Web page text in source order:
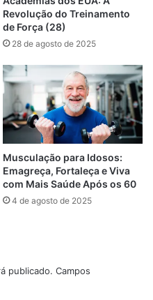
foi criado a partir
adaptado ao dia a dia do
hipertrofia e
mistos
e adaptação
Revolução do Treinamento
de Força (28)
28 de agosto de 2025
Musculação para Idosos:
Emagreça, Fortaleça e Viva
com Mais Saúde Após os 60
4 de agosto de 2025
publicado. Campos